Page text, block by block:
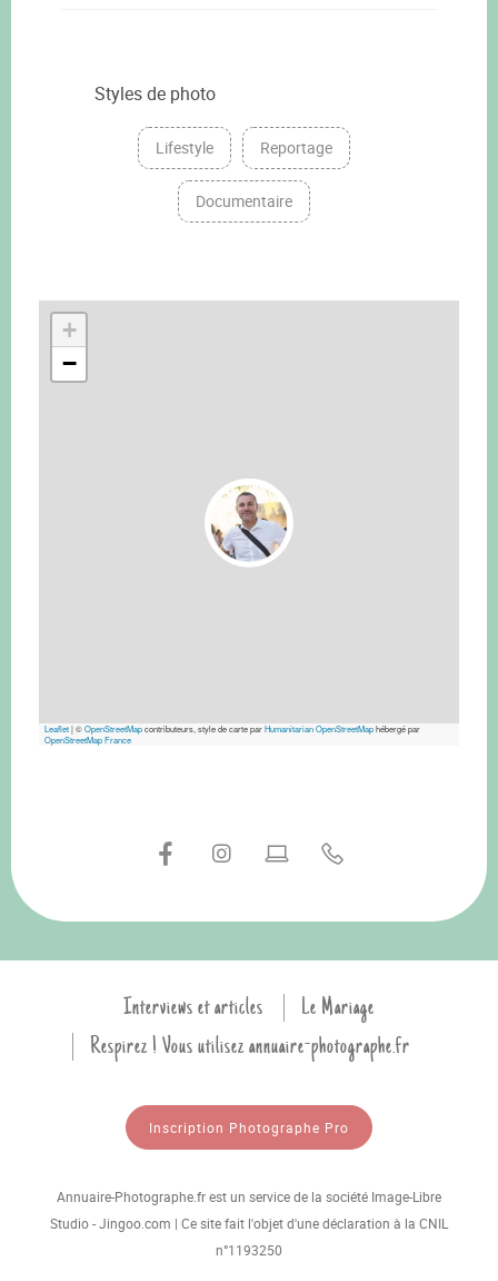
Styles de photo
Lifestyle Reportage
Documentaire
+
−
Leaflet|©OpenStreetMapcontributeurs, style de carte parHumanitarian OpenStreetMaphébergé par
OpenStreetMap France
Interviews et articles
Le Mariage
Respirez ! Vous utilisez annuaire-photographe.fr
Inscription Photographe Pro
Annuaire-Photographe.fr est un service de la société Image-Libre
Studio - Jingoo.com | Ce site fait l'objet d'une déclaration à la CNIL
n°1193250